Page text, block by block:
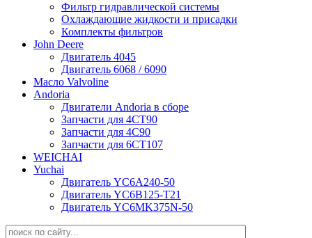
Фильтр гидравлической системы
Охлаждающие жидкости и присадки
Комплекты фильтров
John Deere
Двигатель 4045
Двигатель 6068 / 6090
Масло Valvoline
Andoria
Двигатели Andoria в сборе
Запчасти для 4CT90
Запчасти для 4С90
Запчасти для 6CT107
WEICHAI
Yuchai
Двигатель YC6A240-50
Двигатель YC6B125-T21
Двигатель YC6MK375N-50